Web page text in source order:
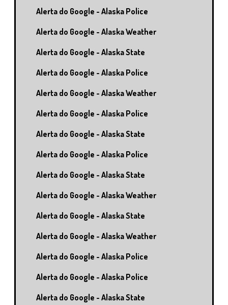
Alerta do Google - Alaska Police
Alerta do Google - Alaska Weather
Alerta do Google - Alaska State
Alerta do Google - Alaska Police
Alerta do Google - Alaska Weather
Alerta do Google - Alaska Police
Alerta do Google - Alaska State
Alerta do Google - Alaska Police
Alerta do Google - Alaska State
Alerta do Google - Alaska Weather
Alerta do Google - Alaska State
Alerta do Google - Alaska Weather
Alerta do Google - Alaska Police
Alerta do Google - Alaska Police
Alerta do Google - Alaska State